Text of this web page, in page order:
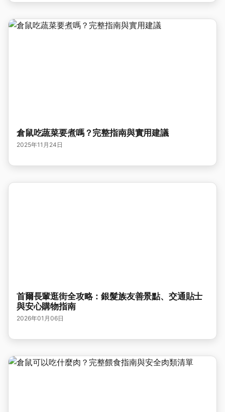
倉鼠吃蔬菜要煮嗎？完整指南與實用建議
2025年11月24日
首爾長輩逛街全攻略：銀髮族友善景點、交通貼士
與安心購物指南
2026年01月06日